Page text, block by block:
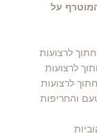
על
לרצועות
לרצועות
לרצועות
והחריפות